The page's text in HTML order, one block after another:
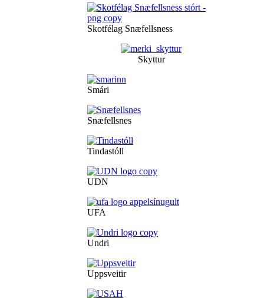
Skotfélag Snæfellsness
Skyttur
Smári
Snæfellsnes
Tindastóll
UDN
UFA
Undri
Uppsveitir